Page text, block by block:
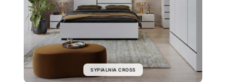
SYPIALNIA CROSS